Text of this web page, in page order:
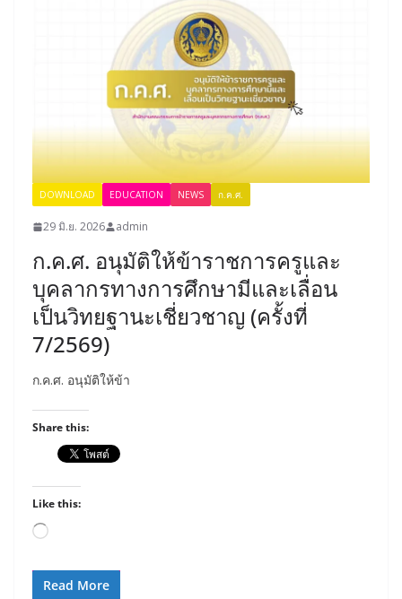
DOWNLOAD EDUCATION NEWS ก.ค.ศ.
29 มิ.ย. 2026 admin
ก.ค.ศ. อนุมัติให้ข้าราชการครูและ
บุคลากรทางการศึกษามีและเลื่อน
เป็นวิทยฐานะเชี่ยวชาญ (ครั้งที่
7/2569)
ก.ค.ศ. อนุมัติให้ข้า
Share this:
Like this:
Loading…
Read More